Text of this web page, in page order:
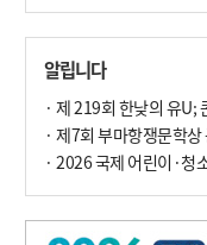
알립니다
· 제 219회 한낮의 유U;
· 제7회 부마항쟁문학상
· 2026 국제 어린이·청